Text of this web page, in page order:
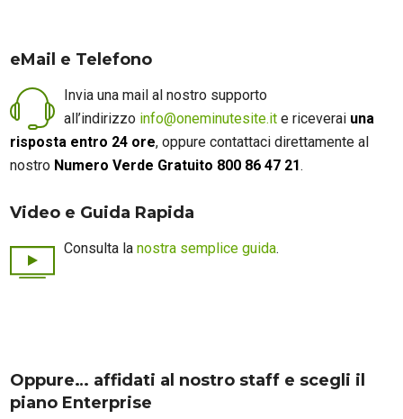
eMail e Telefono
Invia una mail al nostro supporto
all’indirizzo info@oneminutesite.it e riceverai una
risposta entro 24 ore, oppure contattaci direttamente al
nostro Numero Verde Gratuito 800 86 47 21.
Video e Guida Rapida
Consulta lanostra semplice guida.
Oppure… affidati al nostro staff e scegli il
piano Enterprise